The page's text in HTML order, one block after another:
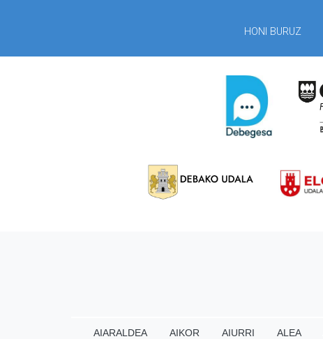
HONI BURUZ
AIARALDEA AIKOR AIURRI ALEA